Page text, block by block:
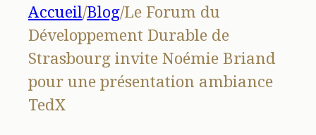
Accueil/Blog/Le Forum du
Développement Durable de
Strasbourg invite Noémie Briand
pour une présentation ambiance
TedX